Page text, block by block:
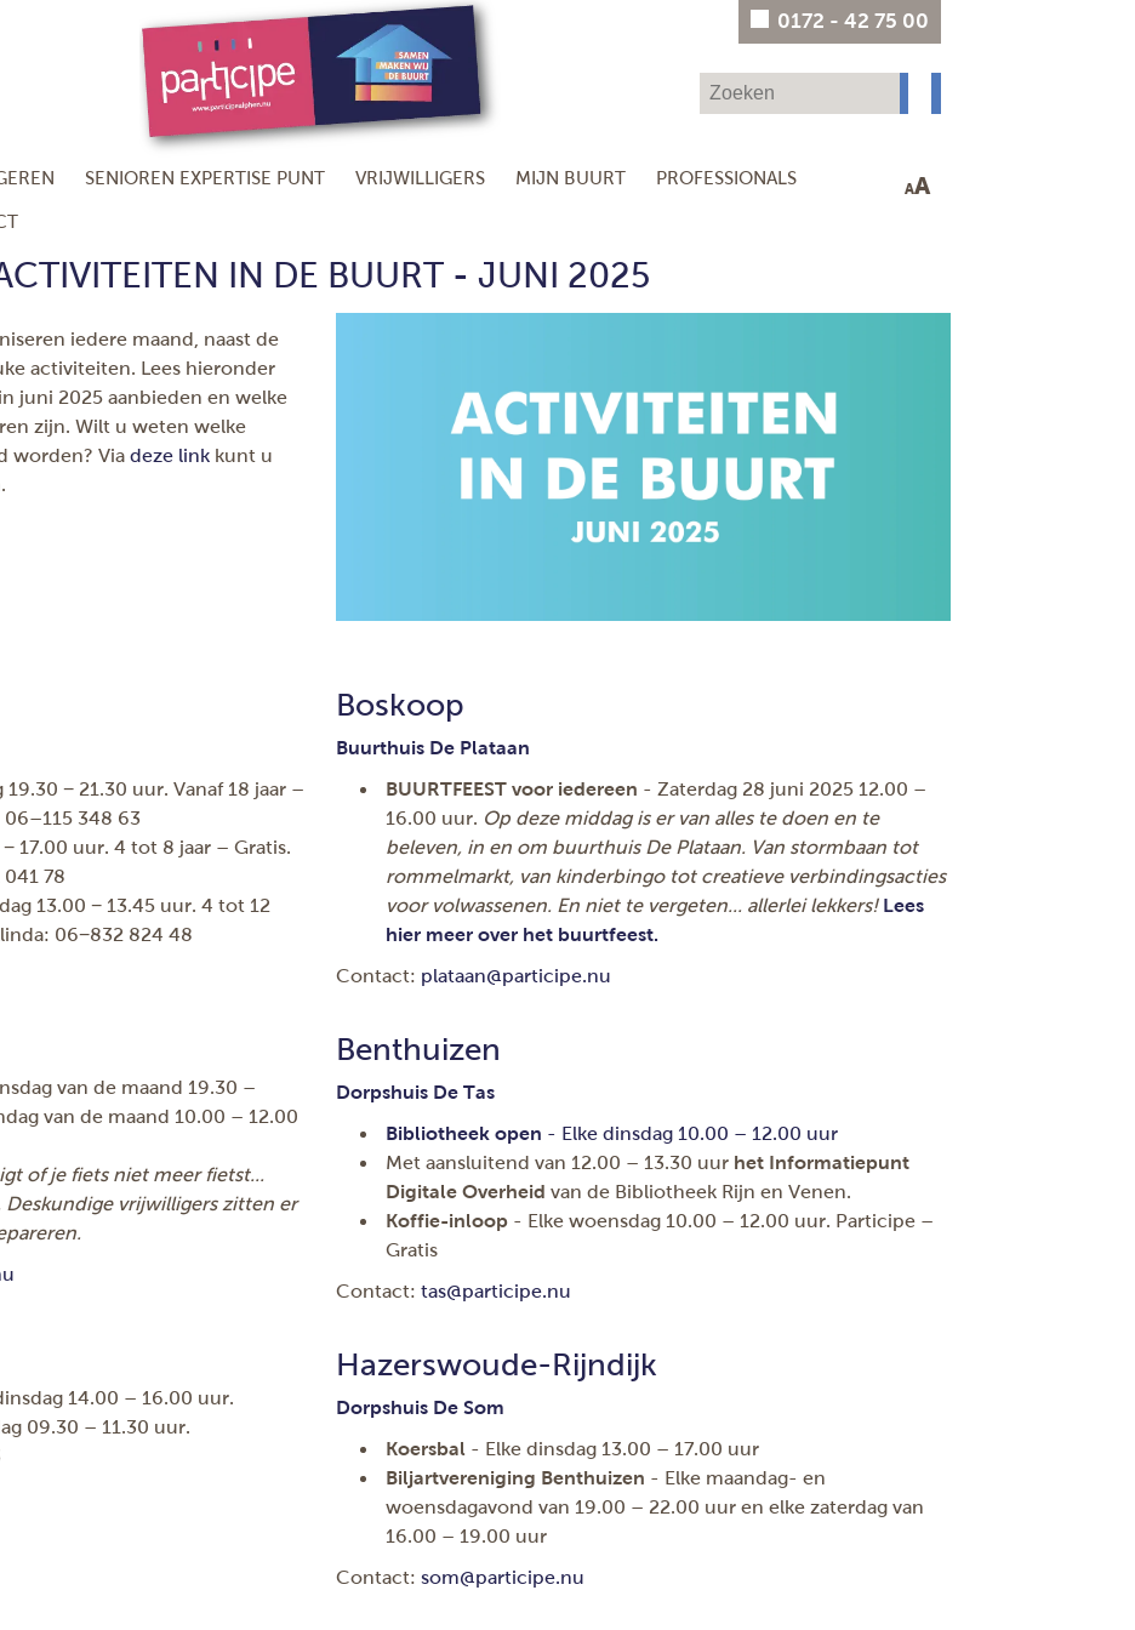
0172 - 42 75 00
SENIOREN EXPERTISE PUNT VRIJWILLIGERS MIJN BUURT PROFESSIONALS
AA
IN DE BUURT - JUNI 2025
iedere maand, naast de
activiteiten. Lees hieronder
juni 2025 aanbieden en welke
zijn. Wilt u weten welke
worden? Via deze link kunt u
19.30 − 21.30 uur. Vanaf 18 jaar –
348 63
17.00 uur. 4 tot 8 jaar – Gratis.
78
13.00 − 13.45 uur. 4 tot 12
06−832 824 48
van de maand 19.30 –
van de maand 10.00 – 12.00
of je fiets niet meer fietst...
Deskundige vrijwilligers zitten er
14.00 – 16.00 uur.
09.30 – 11.30 uur.
Boskoop
Buurthuis De Plataan
BUURTFEEST voor iedereen - Zaterdag 28 juni 2025 12.00 –
16.00 uur. Op deze middag is er van alles te doen en te
beleven, in en om buurthuis De Plataan. Van stormbaan tot
rommelmarkt, van kinderbingo tot creatieve verbindingsacties
voor volwassenen. En niet te vergeten... allerlei lekkers! Lees
hier meer over het buurtfeest.
Contact: plataan@participe.nu
Benthuizen
Dorpshuis De Tas
Bibliotheek open - Elke dinsdag 10.00 – 12.00 uur
Met aansluitend van 12.00 – 13.30 uur het Informatiepunt
Digitale Overheid van de Bibliotheek Rijn en Venen.
Koffie-inloop- Elke woensdag 10.00 – 12.00 uur. Participe –
Gratis
Contact: tas@participe.nu
Hazerswoude-Rijndijk
Dorpshuis De Som
Koersbal - Elke dinsdag 13.00 – 17.00 uur
Biljartvereniging Benthuizen - Elke maandag- en
woensdagavond van 19.00 – 22.00 uur en elke zaterdag van
16.00 – 19.00 uur
Contact: som@participe.nu